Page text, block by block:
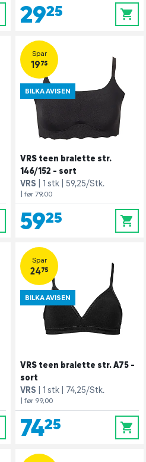
29,25 0
Spar
19,75
BILKA AVISEN
VRS teen bralette str.
146/152 - sort
VRS
1 stk 59,25/Stk.
| før 79,00
59,25 0
Spar
24,75
BILKA AVISEN
VRS teen bralette str. A75 -
sort
VRS
1 stk 74,25/Stk.
| før 99,00
74,25 0